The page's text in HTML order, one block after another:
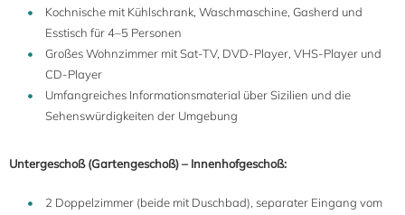
Kochnische mit Kühlschrank, Waschmaschine, Gasherd und
Esstisch für 4–5 Personen
Großes Wohnzimmer mit Sat-TV, DVD-Player, VHS-Player und
CD-Player
Umfangreiches Informationsmaterial über Sizilien und die
Sehenswürdigkeiten der Umgebung
Untergeschoß (Gartengeschoß) – Innenhofgeschoß:
2 Doppelzimmer (beide mit Duschbad), separater Eingang vom